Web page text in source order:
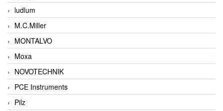
ludlum
M.C.Miller
MONTALVO
Moxa
NOVOTECHNIK
PCE Instruments
Pilz